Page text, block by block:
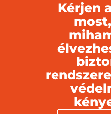
Kérjen